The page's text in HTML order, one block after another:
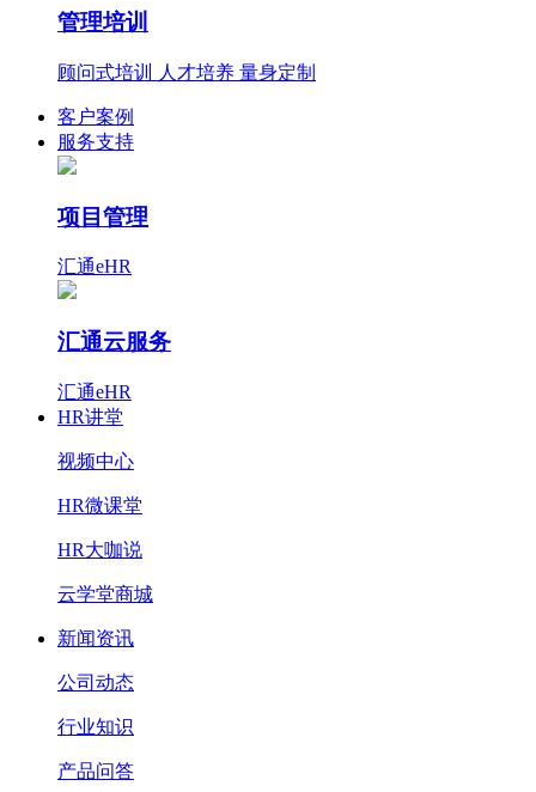
管理培训
顾问式培训 人才培养 量身定制
客户案例
服务支持
项目管理
汇通eHR
汇通云服务
汇通eHR
HR讲堂
视频中心
HR微课堂
HR大咖说
云学堂商城
新闻资讯
公司动态
行业知识
产品问答